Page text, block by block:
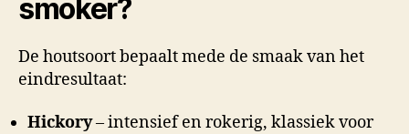
smoker?
De houtsoort bepaalt mede de smaak van het
eindresultaat:
Hickory– intensief en rokerig, klassiek voor